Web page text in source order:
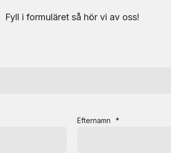
Fyll i formuläret så hör vi av oss!
Efternamn *